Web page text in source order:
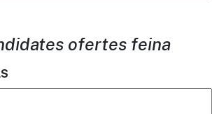
ofertes feina